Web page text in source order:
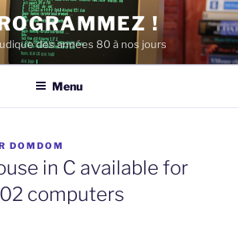
!
des années 80 à nos jours
Menu
DOMDOM
in C available for
computers